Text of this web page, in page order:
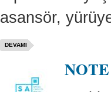
asansör,
DEVAMI